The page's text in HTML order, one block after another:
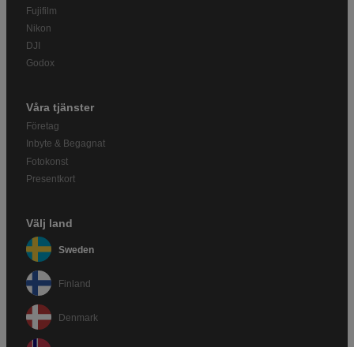
Fujifilm
Nikon
DJI
Godox
Våra tjänster
Företag
Inbyte & Begagnat
Fotokonst
Presentkort
Välj land
Sweden
Finland
Denmark